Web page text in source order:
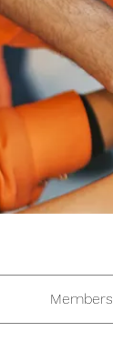
Members